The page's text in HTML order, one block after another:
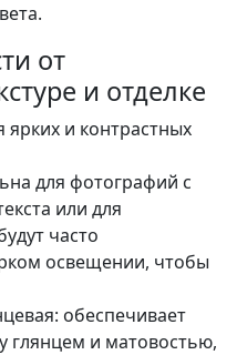
от
и отделке
ярких и контрастных
для фотографий с
или для
часто
освещении, чтобы
обеспечивает
глянцем и матовостью,